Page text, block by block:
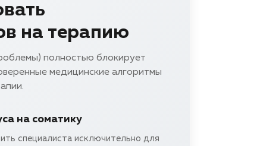
на терапию
полностью блокирует
медицинские алгоритмы
на соматику
специалиста исключительно для